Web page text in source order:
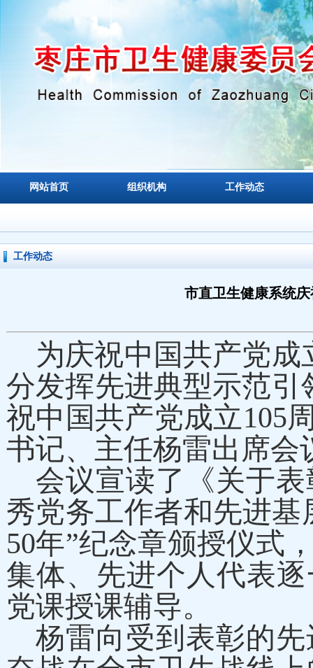
网站首页 组织机构 工作动态
工作动态
市直卫生健康系统
为庆祝中国共产党成
分发挥先进典型示范引
祝中国共产党成立105
书记、主任杨雷出席会
会议宣读了《关于
秀党务工作者和先进
50年”纪念章颁授仪式
集体、先进个人代表
党课授课辅导。
杨雷向受到表彰的